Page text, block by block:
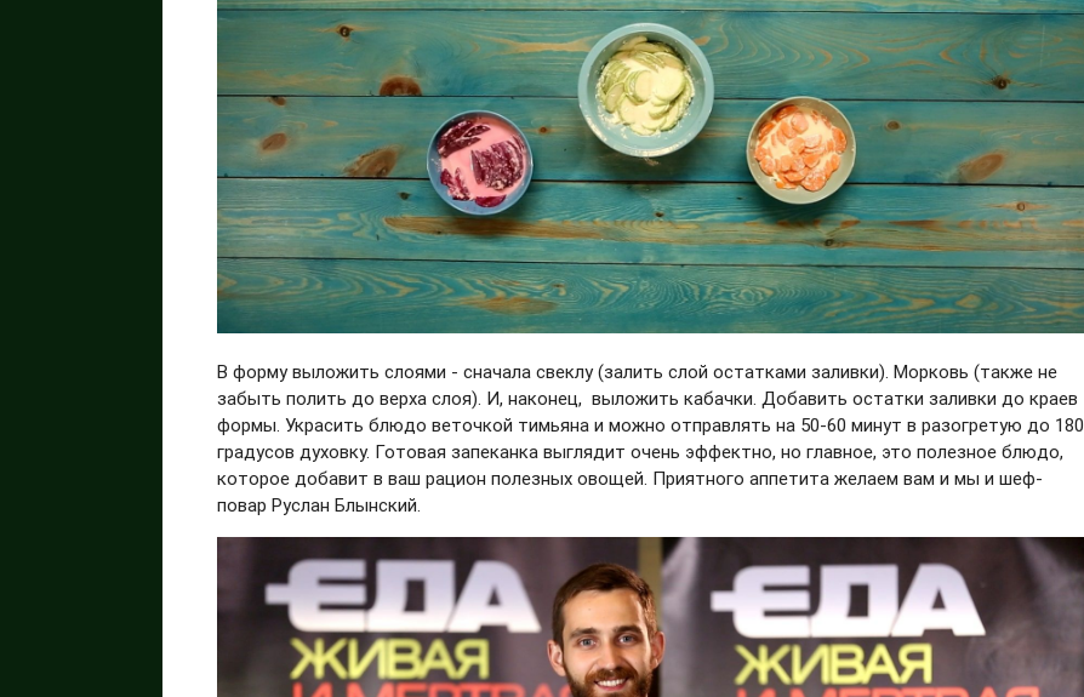
В форму выложить слоями - сначала свеклу (залить слой остатками заливки). Морковь (также не
забыть полить до верха слоя). И, наконец, выложить кабачки. Добавить остатки заливки до краев
формы. Украсить блюдо веточкой тимьяна и можно отправлять на 50-60 минут в разогретую до 180
градусов духовку. Готовая запеканка выглядит очень эффектно, но главное, это полезное блюдо,
которое добавит в ваш рацион полезных овощей. Приятного аппетита желаем вам и мы и шеф-
повар Руслан Блынский.